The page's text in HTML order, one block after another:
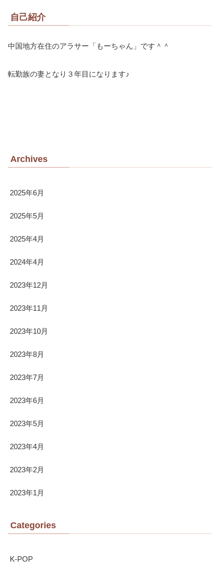
自己紹介
中国地方在住のアラサー「もーちゃん」です＾＾
転勤族の妻となり３年目になります♪
Archives
2025年6月
2025年5月
2025年4月
2024年4月
2023年12月
2023年11月
2023年10月
2023年8月
2023年7月
2023年6月
2023年5月
2023年4月
2023年2月
2023年1月
Categories
K-POP